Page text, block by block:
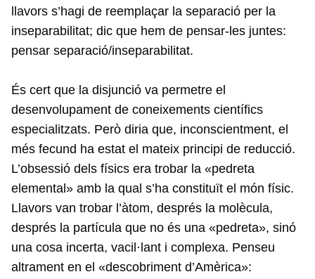
llavors s’hagi de reemplaçar la separació per la
inseparabilitat; dic que hem de pensar-les juntes:
pensar separació/inseparabilitat.
És cert que la disjunció va permetre el
desenvolupament de coneixements científics
especialitzats. Però diria que, inconscientment, el
més fecund ha estat el mateix principi de reducció.
L’obsessió dels físics era trobar la «pedreta
elemental» amb la qual s’ha constituït el món físic.
Llavors van trobar l’àtom, després la molècula,
després la partícula que no és una «pedreta», sinó
una cosa incerta, vacil·lant i complexa. Penseu
altrament en el «descobriment d’Amèrica»: